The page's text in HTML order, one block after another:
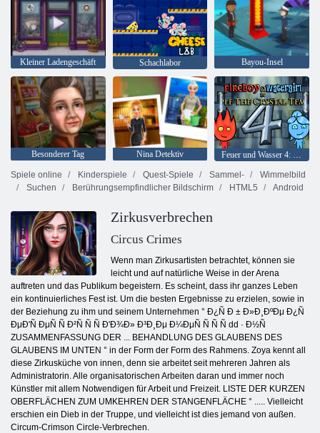
Kleiner Ladengeschäft Schachlabor Bayou-Insel
Besonderer Tag Nina Detektiv
Feuer und Wasser 4: Kristalltempel
Spiele online
Kinderspiele Quest-Spiele Sammel-
Wimmelbild
Suchen
Berührungsempfindlicher Bildschirm HTML5 Android
Zirkusverbrechen
Circus Crimes
Wenn man Zirkusartisten betrachtet, können sie
leicht und auf natürliche Weise in der Arena
auftreten und das Publikum begeistern. Es scheint, dass ihr ganzes Leben
ein kontinuierliches Fest ist. Um die besten Ergebnisse zu erzielen, sowie in
der Beziehung zu ihm und seinem Unternehmen ° Ð¿Ñ Ð ± Ð»Ð¸ÐºÐμ Ð¿Ñ
ÐμÐ'Ñ ÐμÑ Ñ Ð²Ñ Ñ Ñ Ð'Ð¾Ð» Ð³Ð¸Ðμ Ð¼ÐμÑ Ñ Ñ Ñ dd · Ð½Ñ
ZUSAMMENFASSUNG DER ... BEHANDLUNG DES GLAUBENS DES
GLAUBENS IM UNTEN ° in der Form der Form des Rahmens. Zoya kennt all
diese Zirkusküche von innen, denn sie arbeitet seit mehreren Jahren als
Administratorin. Alle organisatorischen Arbeiten daran und immer noch
Künstler mit allem Notwendigen für Arbeit und Freizeit. LISTE DER KURZEN
OBERFLÄCHEN ZUM UMKEHREN DER STANGENFLÄCHE ° ..... Vielleicht
erschien ein Dieb in der Truppe, und vielleicht ist dies jemand von außen.
Circum-Crimson Circle-Verbrechen.